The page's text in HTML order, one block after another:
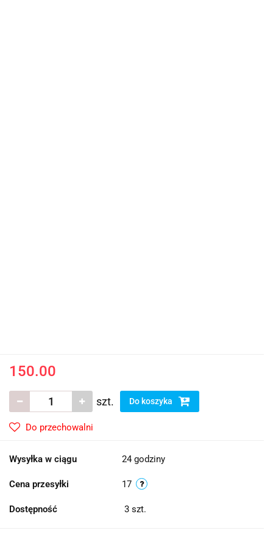
150.00
szt. Do koszyka
Do przechowalni
Wysyłka w ciągu 24 godziny
Cena przesyłki 17
Dostępność 3 szt.